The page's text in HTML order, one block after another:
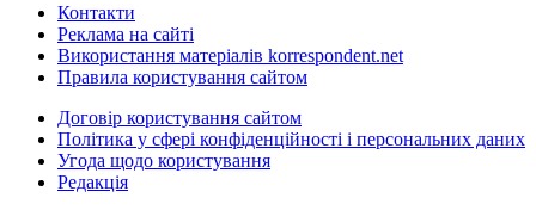
Контакти
Реклама на сайті
Використання матеріалів korrespondent.net
Правила користування сайтом
Договір користування сайтом
Політика у сфері конфіденційності і персональних даних
Угода щодо користування
Редакція